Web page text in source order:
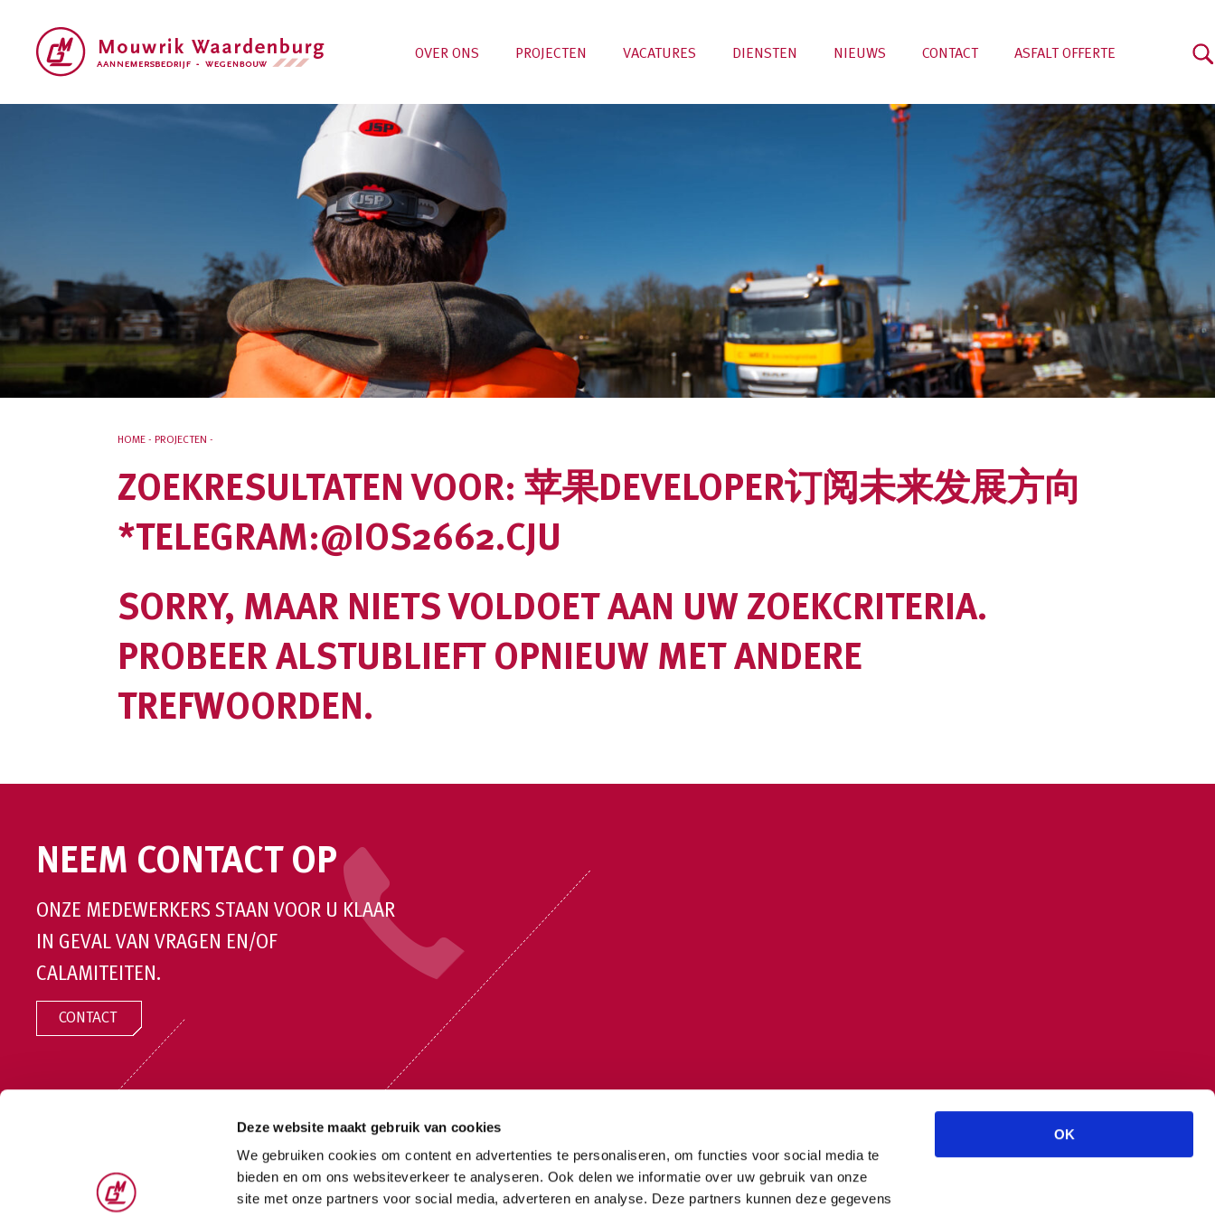
Deze website maakt gebruik van cookies
We gebruiken cookies om content en advertenties te personaliseren, om functies voor social media te
bieden en om ons websiteverkeer te analyseren. Ook delen we informatie over uw gebruik van onze
site met onze partners voor social media, adverteren en analyse. Deze partners kunnen deze gegevens
OK
OVER ONS PROJECTEN VACATURES DIENSTEN NIEUWS CONTACT ASFALT OFFERTE
HOME PROJECTEN
ZOEKRESULTATEN VOOR: 苹果DEVELOPER订阅未来发展方向
*TELEGRAM:@IOS2662.CJU
SORRY, MAAR NIETS VOLDOET AAN UW ZOEKCRITERIA.
PROBEER ALSTUBLIEFT OPNIEUW MET ANDERE
TREFWOORDEN.
NEEM CONTACT OP
ONZE MEDEWERKERS STAAN VOOR U KLAAR
IN GEVAL VAN VRAGEN EN/OF
CALAMITEITEN.
CONTACT
Bezoekadres:Mouwrik
Waardenburg B.V. Steenweg 63
Bezoekadres Oost:Mouwrik
Waardenburg Oost B.V.
Postadres:Postbus 17 4180 BA
Waardenburg